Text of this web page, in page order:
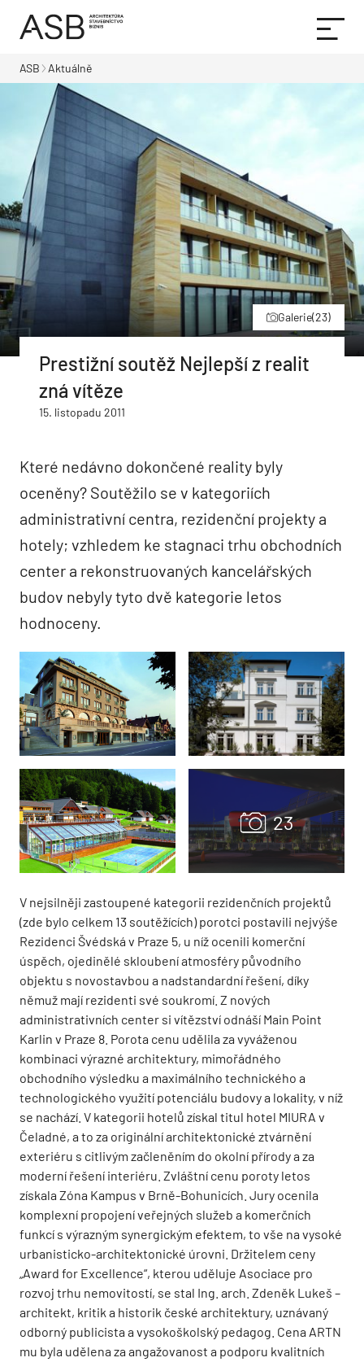
ASB Aktuálně
Galerie(23)
Prestižní soutěž Nejlepší z realit
zná vítěze
15. listopadu 2011
Které nedávno dokončené reality byly
oceněny? Soutěžilo se v kategoriích
administrativní centra, rezidenční projekty a
hotely; vzhledem ke stagnaci trhu obchodních
center a rekonstruovaných kancelářských
budov nebyly tyto dvě kategorie letos
hodnoceny.
V nejsilněji zastoupené kategorii rezidenčních projektů
(zde bylo celkem 13 soutěžících) porotci postavili nejvýše
Rezidenci Švédská v Praze 5, u níž ocenili komerční
úspěch, ojedinělé skloubení atmosféry původního
objektu s novostavbou a nadstandardní řešení, díky
němuž mají rezidenti své soukromí. Z nových
administrativních center si vítězství odnáší Main Point
Karlin v Praze 8. Porota cenu udělila za vyváženou
kombinaci výrazné architektury, mimořádného
obchodního výsledku a maximálního technického a
technologického využití potenciálu budovy a lokality, v níž
se nachází. V kategorii hotelů získal titul hotel MIURA v
Čeladné, a to za originální architektonické ztvárnění
exteriéru s citlivým začleněním do okolní přírody a za
moderní řešení interiéru. Zvláštní cenu poroty letos
získala Zóna Kampus v Brně-Bohunicích. Jury ocenila
komplexní propojení veřejných služeb a komerčních
funkcí s výrazným synergickým efektem, to vše na vysoké
urbanisticko-architektonické úrovni. Držitelem ceny
„Award for Excellence“, kterou uděluje Asociace pro
rozvoj trhu nemovitostí, se stal Ing. arch. Zdeněk Lukeš –
architekt, kritik a historik české architektury, uznávaný
odborný publicista a vysokoškolský pedagog. Cena ARTN
mu byla udělena za angažovanost a podporu kvalitních